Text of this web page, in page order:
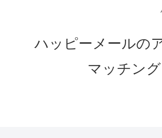
ハッピーメールの
マッチン